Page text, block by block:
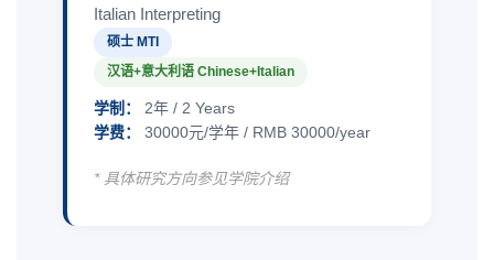
Italian Interpreting
硕士 MTI
汉语+意大利语 Chinese+Italian
学制：
2年 / 2 Years
学费：
30000元/学年 / RMB 30000/year
* 具体研究方向参见学院介绍